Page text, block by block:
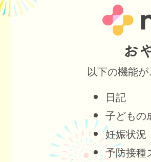
以下の機能
日記
子どもの
妊娠状況
予防接種